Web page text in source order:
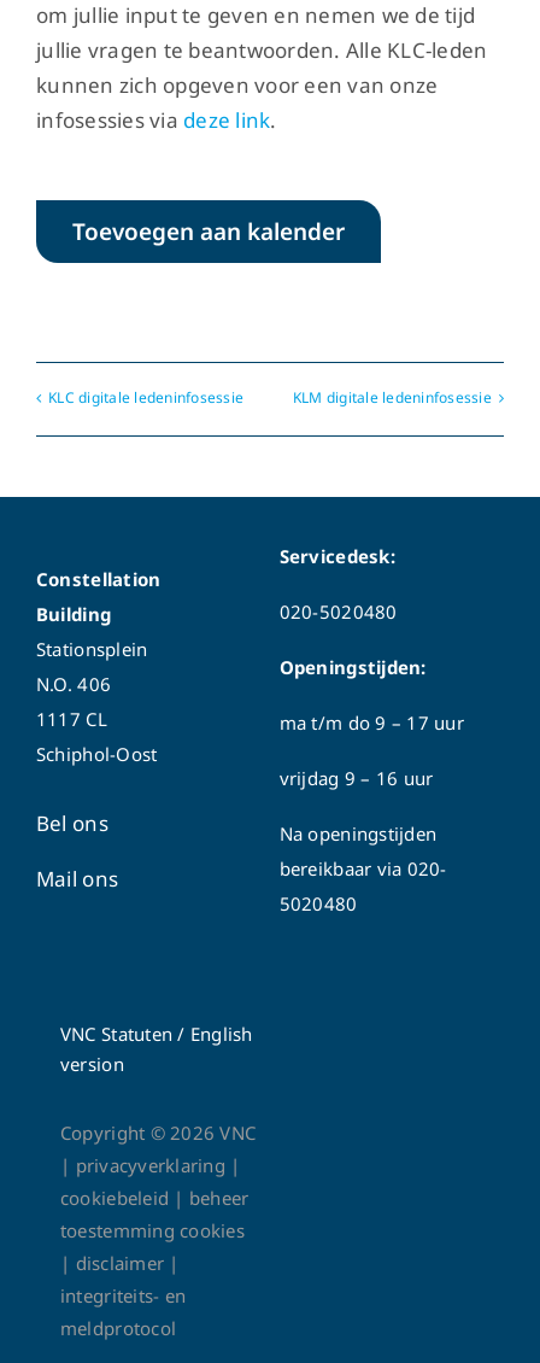
om jullie input te geven en nemen we de tijd
jullie vragen te beantwoorden. Alle KLC-leden
kunnen zich opgeven voor een van onze
infosessies via deze link.
Toevoegen aan kalender
KLC digitale ledeninfosessie KLM digitale ledeninfosessie
Constellation
Building
Stationsplein
N.O. 406
1117 CL
Schiphol-Oost
Bel ons
Mail ons
Servicedesk:
020-5020480
Openingstijden:
ma t/m do9 – 17 uur
vrijdag 9 – 16 uur
Na openingstijden
bereikbaar via 020-
5020480
VNC Statuten / English
version
Copyright ©2026VNC
| privacyverklaring |
cookiebeleid | beheer
toestemming cookies
| disclaimer |
integriteits- en
meldprotocol